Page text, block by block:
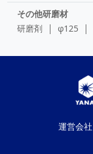
その他研磨材
研磨剤
φ125
運営会社